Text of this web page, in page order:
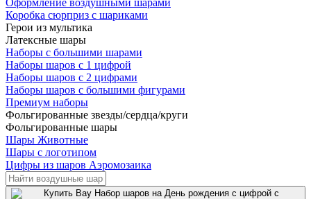
Оформление воздушными шарами
Коробка сюрприз с шариками
Герои из мультика
Латексные шары
Наборы с большими шарами
Наборы шаров с 1 цифрой
Наборы шаров с 2 цифрами
Наборы шаров с большими фигурами
Премиум наборы
Фольгированные звезды/сердца/круги
Фольгированные шары
Шары Животные
Шары с логотипом
Цифры из шаров Аэромозаика